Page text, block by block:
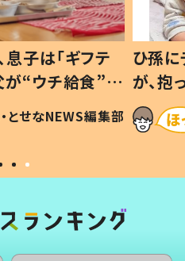
子は「ギフテ
が“ウチ給食”を
とは #令和の親
とせなNEWS編集部
ひ孫
が、
「涙が
い」